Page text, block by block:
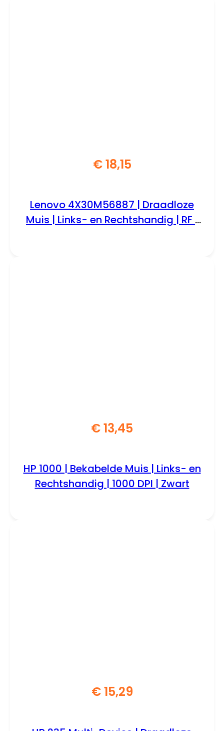
€18,15
Lenovo 4X30M56887 | Draadloze
Muis | Links- en Rechtshandig | RF |
€13,45
HP 1000 | Bekabelde Muis | Links- en
Rechtshandig | 1000 DPI | Zwart
€15,29